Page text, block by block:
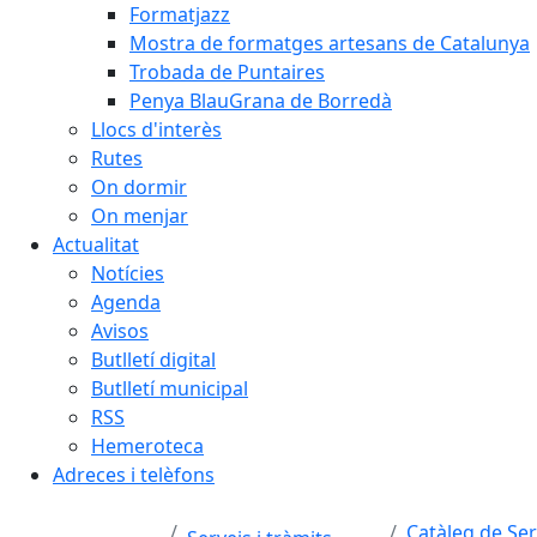
Formatjazz
Mostra de formatges artesans de Catalunya
Trobada de Puntaires
Penya BlauGrana de Borredà
Llocs d'interès
Rutes
On dormir
On menjar
Actualitat
Notícies
Agenda
Avisos
Butlletí digital
Butlletí municipal
RSS
Hemeroteca
Adreces i telèfons